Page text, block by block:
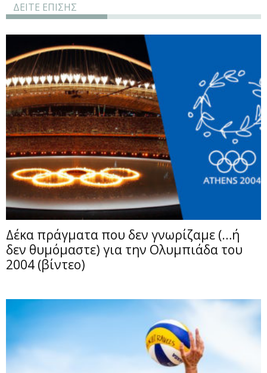
ΔΕΙΤΕ ΕΠΙΣΗΣ
Δέκα πράγματα που δεν γνωρίζαμε (…ή
δεν θυμόμαστε) για την Ολυμπιάδα του
2004 (βίντεο)